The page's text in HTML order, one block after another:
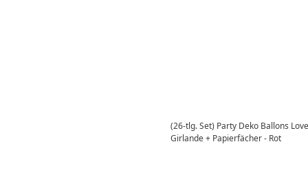
(26-tlg. Set) Party Deko Ballons
Girlande + Papierfächer - Rot